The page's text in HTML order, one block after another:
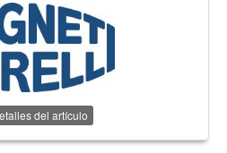
del artículo